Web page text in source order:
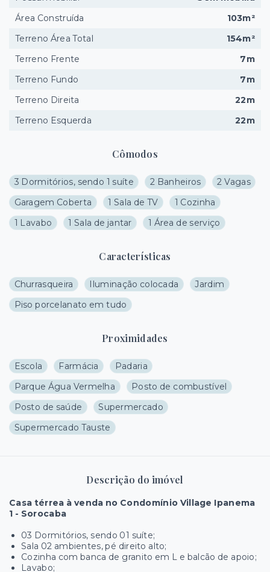
Cômodos
3 Dormitórios, sendo 1 suíte 2 Banheiros
2 Vagas
Garagem Coberta
1 Sala de TV
1 Cozinha
1 Lavabo
1 Sala de jantar 1 Área de serviço
Características
Churrasqueira Iluminação colocada
Jardim
Piso porcelanato em tudo
Proximidades
Escola Farmácia
Padaria
Parque Água Vermelha
Posto de combustível
Posto de saúde
Supermercado
Supermercado Tauste
Descrição do imóvel
Casa térrea à venda no Condomínio Village Ipanema
1 - Sorocaba
03 Dormitórios, sendo 01 suíte;
Sala 02 ambientes, pé direito alto;
Cozinha com banca de granito em L e balcão de apoio;
Lavabo;
Área Construída
103m²
Terreno Área Total
154m²
Terreno Frente
7m
Terreno Fundo
7m
Terreno Direita
22m
Terreno Esquerda
22m